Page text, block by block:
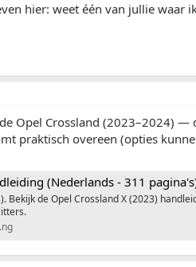
hier: weet één van jullie waar
Opel Crossland (2023–2024) —
praktisch overeen (opties
(Nederlands - 311
Bekijk de Opel Crossland X (2023)